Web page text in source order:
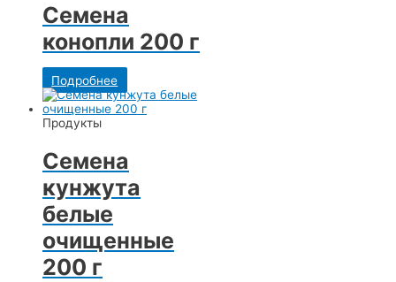
Семена
конопли 200 г
Подробнее
Продукты
Семена
кунжута
белые
очищенные
200 г